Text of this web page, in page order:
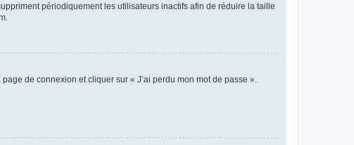
périodiquement les utilisateurs inactifs afin de réduire la taille
de connexion et cliquer sur « J’ai perdu mon mot de passe ».